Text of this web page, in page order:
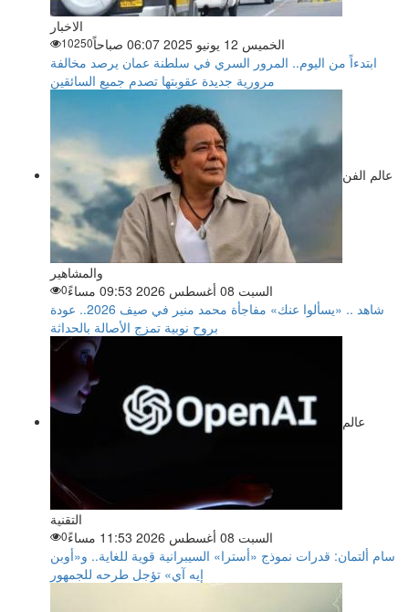
الاخبار
الخميس 12 يونيو 2025 06:07 صباحاً
10250
ابتدءاً من اليوم.. المرور السري في سلطنة عمان يرصد مخالفة
مرورية جديدة عقوبتها تصدم جميع السائقين
عالم الفن
والمشاهير
السبت 08 أغسطس 2026 09:53 مساءً
0
شاهد .. «يسألوا عنك» مفاجأة محمد منير في صيف 2026.. عودة
بروح نوبية تمزج الأصالة بالحداثة
عالم
التقنية
السبت 08 أغسطس 2026 11:53 مساءً
0
سام ألتمان: قدرات نموذج «أسترا» السيبرانية قوية للغاية.. و«أوبن
إيه آي» تؤجل طرحه للجمهور